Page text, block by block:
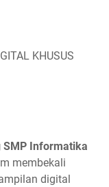
KHUSUS
SMP Informatika
membekali
digital